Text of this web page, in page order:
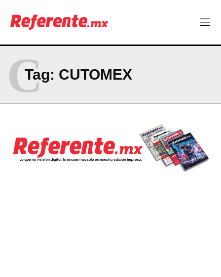
Company
ABOUT
CONTACT
PRIVACY POLICY
Tag: CUTOMEX
C